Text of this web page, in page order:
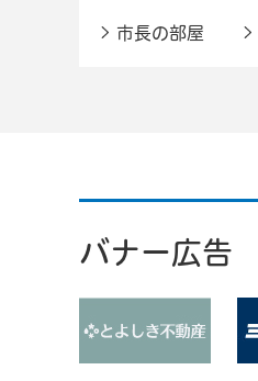
市長の部屋
バナー広告